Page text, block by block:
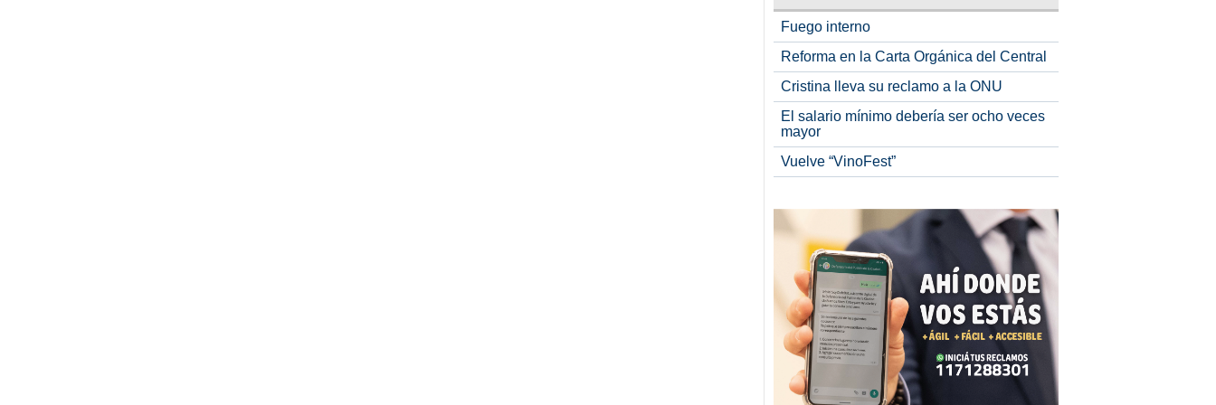
Fuego interno
Reforma en la Carta Orgánica del Central
Cristina lleva su reclamo a la ONU
El salario mínimo debería ser ocho veces
mayor
Vuelve “VinoFest”